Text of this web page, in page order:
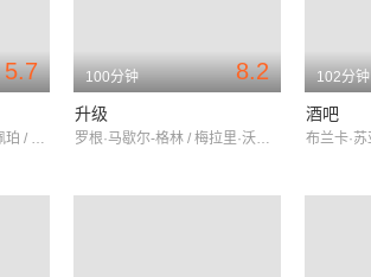
5.7
卡雅·斯考达里奥 / 巴里·佩珀 / 罗斯·安德森
8.2
100分钟
升级
罗根·马歇尔-格林 / 梅拉里·沃列何 / 哈里森·吉尔伯特森
102分钟
酒吧